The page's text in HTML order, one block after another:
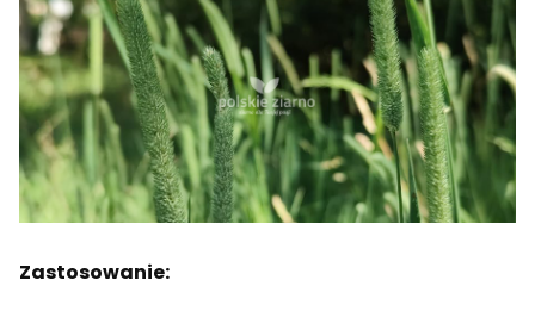
Zastosowanie: